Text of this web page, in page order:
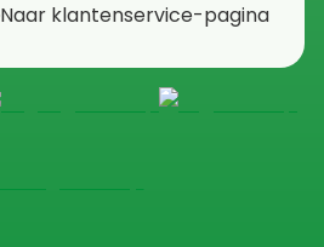
Naar klantenservice-pagina